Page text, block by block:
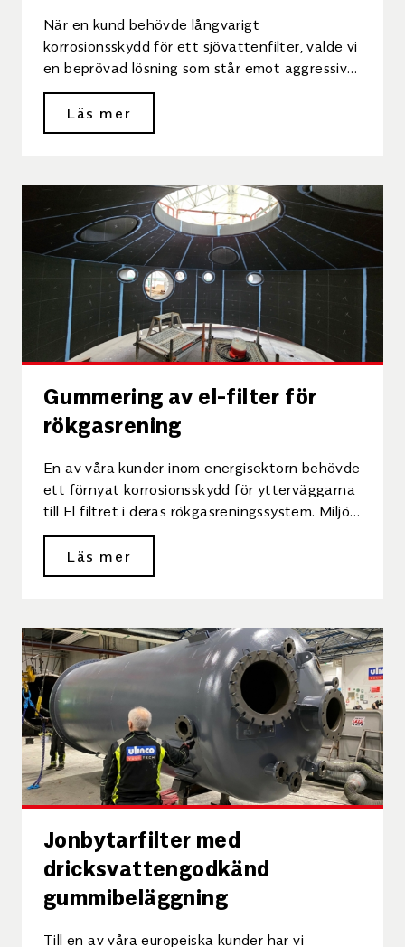
När en kund behövde långvarigt
korrosionsskydd för ett sjövattenfilter, valde vi
en beprövad lösning som står emot aggressiva
medier i decennier. Bakgrund Sjövatten är […]
Läs mer
Gummering av el-filter för
rökgasrening
En av våra kunder inom energisektorn behövde
ett förnyat korrosionsskydd för ytterväggarna
till El filtret i deras rökgasreningssystem. Miljön
i filtret är kraftigt korrosiv […]
Läs mer
Jonbytarfilter med
dricksvattengodkänd
gummibeläggning
Till en av våra europeiska kunder har vi